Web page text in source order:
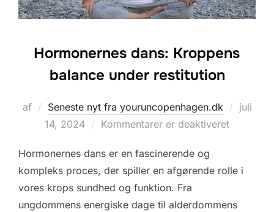
Hormonernes dans: Kroppens
balance under restitution
af Seneste nyt fra youruncopenhagen.dk
Udgivet
juli
14, 2024
Kommentarer er deaktiveret
Hormonernes dans er en fascinerende og
kompleks proces, der spiller en afgørende rolle i
vores krops sundhed og funktion. Fra
ungdommens energiske dage til alderdommens